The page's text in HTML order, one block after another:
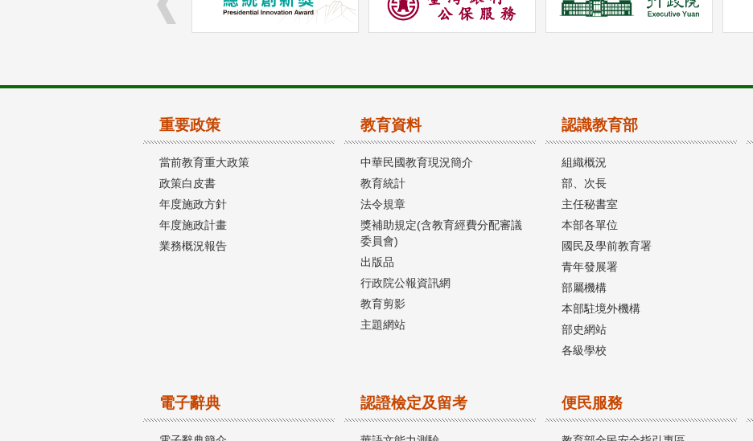
重要政策
當前教育重大政策
政策白皮書
年度施政方針
年度施政計畫
業務概況報告
教育資料
中華民國教育現況簡介
教育統計
法令規章
獎補助規定(含教育經費分配審議
委員會)
出版品
行政院公報資訊網
教育剪影
主題網站
認識教育部
組織概況
部、次長
主任秘書室
本部各單位
國民及學前教育署
青年發展署
部屬機構
本部駐境外機構
部史網站
各級學校
電子辭典 認證檢定及留考 便民服務